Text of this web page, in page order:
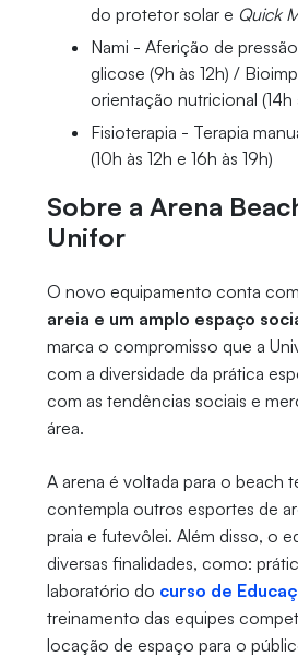
do protetor solar e Quick
Nami - Aferição de
glicose (9h às 12h) /
orientação nutricional (14h
Fisioterapia - Terapia
(10h às 12h e 16h às 19h)
Sobre a Arena
Unifor
O novo equipamento conta com
areia e um amplo espaço
marca o compromisso que a
com a diversidade da prática
com as tendências sociais e
área.
A arena é voltada para o beach
contempla outros esportes de
praia e futevôlei. Além disso, o
diversas finalidades, como:
laboratório do curso de
treinamento das equipes
locação de espaço para o